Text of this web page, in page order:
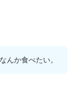
なんか食べたい。